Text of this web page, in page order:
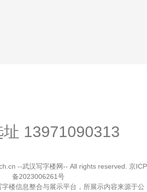
址 13971090313
--武汉写字楼网-- All rights reserved. 京ICP
备2023006261号
楼信息整合与展示平台，所展示内容来源于公